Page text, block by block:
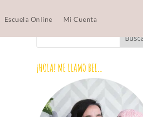
Escuela Online Mi Cuenta
¡HOLA! ME LLAMO BEI…